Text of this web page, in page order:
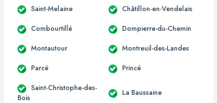
Saint-Melaine Châtillon-en-Vendelais
Combourtillé Dompierre-du-Chemin
Montautour Montreuil-des-Landes
Parcé Princé
Saint-Christophe-des-
Bois
La Baussaine